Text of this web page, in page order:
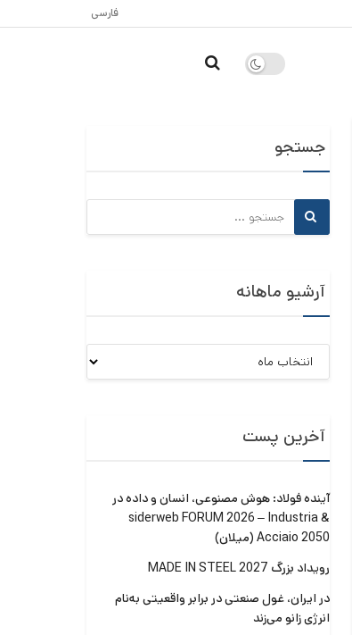
فارسی
جستجو
آرشیو ماهانه
آرشیو
آخرین پست
آینده فولاد: هوش مصنوعی، انسان و داده در
siderweb FORUM 2026 – Industria &
Acciaio 2050 (میلان)
رویداد بزرگ MADE IN STEEL 2027
در ایران، غول صنعتی در برابر واقعیتی به‌نام
انرژی زانو می‌زند